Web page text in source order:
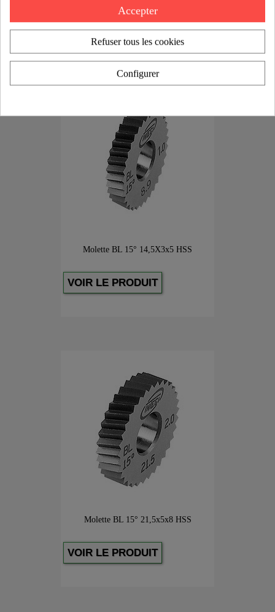
VOIR LE PRODUIT
Molette BL 15° 14,5X3x5 HSS
VOIR LE PRODUIT
Molette BL 15° 21,5x5x8 HSS
VOIR LE PRODUIT
Accepter
Refuser tous les cookies
Configurer